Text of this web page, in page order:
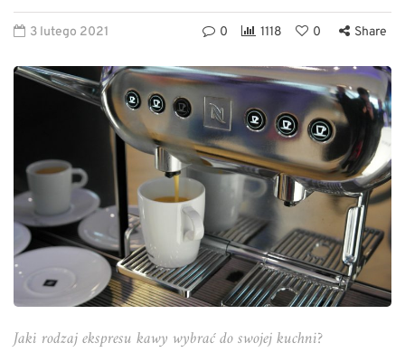
3 lutego 2021 0 1118 0 Share
Jaki rodzaj ekspresu kawy wybrać do swojej kuchni?